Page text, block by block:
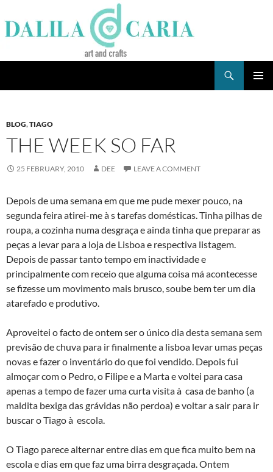
to
content
BLOG,TIAGO
THE WEEK SO FAR
25 FEBRUARY, 2010 DEE LEAVE A COMMENT
Depois de uma semana em que me pude mexer pouco, na
segunda feira atirei-me à s tarefas domésticas. Tinha pilhas de
roupa, a cozinha numa desgraça e ainda tinha que preparar as
peças a levar para a loja de Lisboa e respectiva listagem.
Depois de passar tanto tempo em inactividade e
principalmente com receio que alguma coisa má acontecesse
se fizesse um movimento mais brusco, soube bem ter um dia
atarefado e produtivo.
Aproveitei o facto de ontem ser o único dia desta semana sem
previsão de chuva para ir finalmente a lisboa levar umas peças
novas e fazer o inventário do que foi vendido. Depois fui
almoçar com o Pedro, o Filipe e a Marta e voltei para casa
apenas a tempo de fazer uma curta visita à casa de banho (a
maldita bexiga das grávidas não perdoa) e voltar a sair para ir
buscar o Tiago à escola.
O Tiago parece alternar entre dias em que fica muito bem na
escola e dias em que faz uma birra desgraçada. Ontem